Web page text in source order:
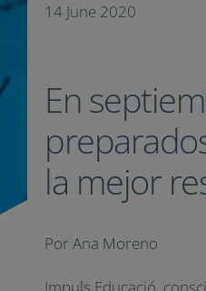
14 June 2020
En
la mejor
Por Ana Moreno